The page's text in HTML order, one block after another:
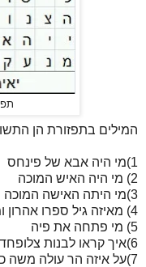
המילים בתפזורת הן
1)מי היה אבא של פינחס
2) מי היה האיש המוכה
3)מי היתה האישה המוכה
4) מאיזה גיל ספרו אהרון ומשה את האנשים
5) מי פתחה את פיה
6)איך קראו לבנות צלופחד
7)על איזה הר עולה משה כדי לראות את הארץ